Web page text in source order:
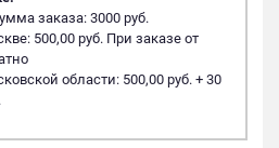
заказа: 3000 руб.
500,00 руб. При заказе от
области: 500,00 руб. + 30